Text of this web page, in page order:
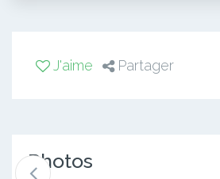
J'aime Partager
Photos